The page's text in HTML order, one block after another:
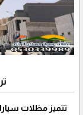
تتميز مظلات